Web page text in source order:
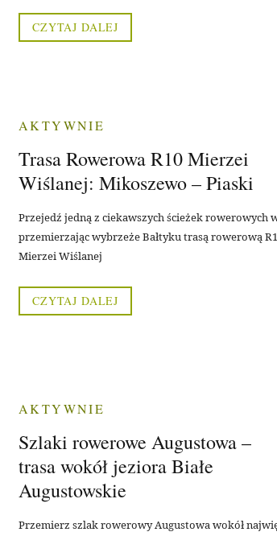
CZYTAJ DALEJ
AKTYWNIE
Trasa Rowerowa R10 Mierzei
Wiślanej: Mikoszewo – Piaski
Przejedź jedną z ciekawszych ścieżek rowerowych
przemierzając wybrzeże Bałtyku trasą rowerową
Mierzei Wiślanej
CZYTAJ DALEJ
AKTYWNIE
Szlaki rowerowe Augustowa –
trasa wokół jeziora Białe
Augustowskie
Przemierz szlak rowerowy Augustowa wokół